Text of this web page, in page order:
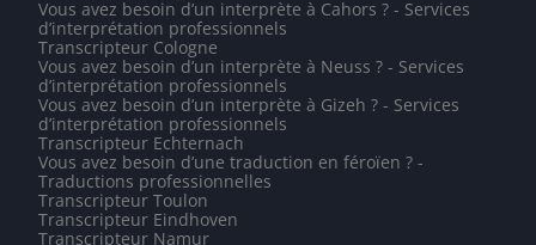
Vous avez besoin d’un interprète à Cahors ? - Services
d’interprétation professionnels
Transcripteur Cologne
Vous avez besoin d’un interprète à Neuss ? - Services
d’interprétation professionnels
Vous avez besoin d’un interprète à Gizeh ? - Services
d’interprétation professionnels
Transcripteur Echternach
Vous avez besoin d’une traduction en féroïen ? -
Traductions professionnelles
Transcripteur Toulon
Transcripteur Eindhoven
Transcripteur Namur